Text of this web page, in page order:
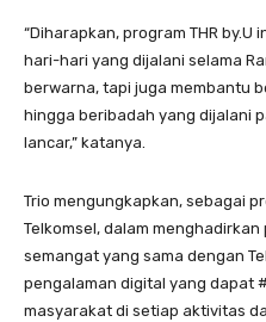
“Diharapkan, program THR
hari-hari yang dijalani selama
berwarna, tapi juga membantu
hingga beribadah yang dijalani
lancar,” katanya.
Trio mengungkapkan, sebagai
Telkomsel, dalam menghadirkan
semangat yang sama dengan
pengalaman digital yang dapat
masyarakat di setiap aktivitas